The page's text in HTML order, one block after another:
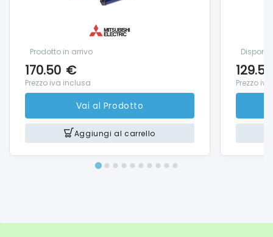
Prodotto in arrivo
170.50 €
Prezzo iva inclusa
Vai al Prodotto
Aggiungi al carrello
129.50
Prezzo